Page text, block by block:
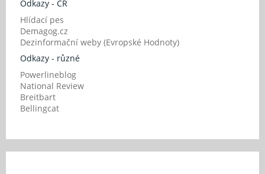
Odkazy - ČR
Hlídací pes
Demagog.cz
Dezinformační weby (Evropské Hodnoty)
Odkazy - různé
Powerlineblog
National Review
Breitbart
Bellingcat